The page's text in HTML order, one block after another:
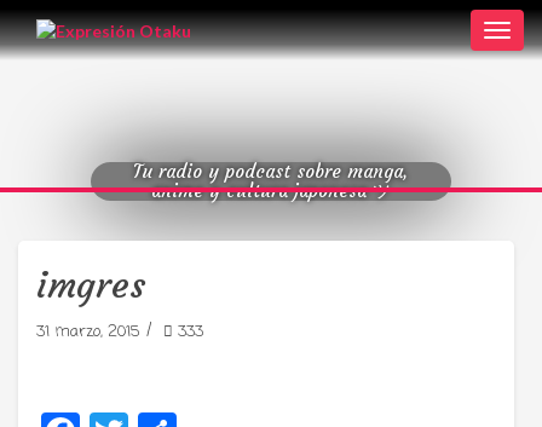
Tu radio y podcast sobre manga,
anime y cultura japonesa ツ
imgres
31 marzo, 2015 / 333